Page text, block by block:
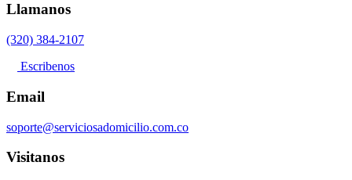
Llamanos
(320) 384-2107
Escribenos
Email
soporte@serviciosadomicilio.com.co
Visitanos